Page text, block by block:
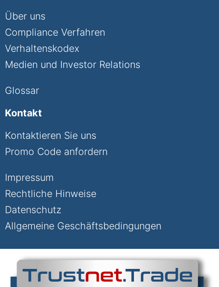
Über uns
Compliance Verfahren
Verhaltenskodex
Medien und Investor Relations
Glossar
Kontakt
Kontaktieren Sie uns
Promo Code anfordern
Impressum
Rechtliche Hinweise
Datenschutz
Allgemeine Geschäftsbedingungen